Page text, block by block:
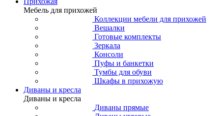
Мебель для прихожей
Коллекции мебели для прихожей
Вешалки
Готовые комплекты
Зеркала
Консоли
Пуфы и банкетки
Тумбы для обуви
Шкафы в прихожую
Диваны и кресла
Диваны и кресла
Диваны прямые